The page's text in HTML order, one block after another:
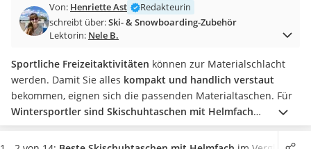
Futterboot
Air Bike
Trekkingschuhe Herren
Reisetasche mit Rollen
Klimmzugstation
Koffer
Nachtsichtgerät
Von: Henriette Ast
Redakteurin
schreibt über:Ski- & Snowboarding-Zubehör
Lektorin: Nele B.
Sportliche Freizeitaktivitäten können zur Materialschlacht
werden. Damit Sie alles kompakt und handlich verstaut
bekommen, eignen sich die passenden Materialtaschen. Für
Wintersportler sind Skischuhtaschen mit Helmfach
besonders praktisch, haben Tests im Internet ergeben. Sie
haben neben den Ski nur ein weiteres Gepäckstück zu tragen